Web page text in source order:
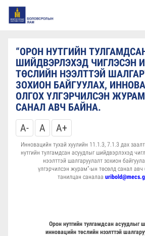
“ОРОН НУТГИЙН
ШИЙДВЭРЛЭХЭД ЧИГЛЭСЭН
ТӨСЛИЙН НЭЭЛТТЭЙ
ЗОХИОН БАЙГУУЛАХ,
ОЛГОХ ҮЛГЭРЧИЛСЭН
САНАЛ АВЧ БАЙНА.
A-
A A+
Инновацийн тухай хуулийн 11.1.3, 7.1.3 дах
нутгийн тулгамдсан асуудлыг шийдвэрлэхэд
нээлттэй шалгаруулалт зохион
үлгэрчилсэн журам”-ын төсөлд санал
танилцан саналаа
Орон нутгийн тулгамдсан асуудлыг
инновацийн төслийн нээлттэй